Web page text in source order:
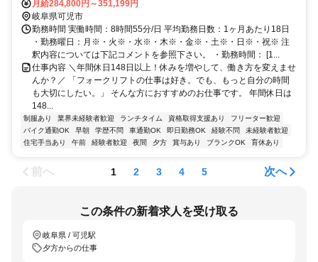
岐阜市・坂祝町など、周辺地域からの通勤にも便利な立地です。
月給284,800円～351,199円
岐阜県可児市
勤務時間 実働時間：8時間55分/日 平均勤務日数：1ヶ月あたり18日
・勤務曜日：月※・火※・水※・木※・金※・土※・日※・祝※ 注
釈内容については下記コメントを参照下さい。 ・勤務時間： [1...
仕事内容 ＼年間休日148日以上！休みを増やして、働き方を変えませ
んか？／ 「フォークリフトの仕事は好き。でも、もっと自分の時間
も大切にしたい。」 そんな方におすすめのお仕事です。 年間休日は
148...
制服あり 業界未経験者歓迎 ランチタイム 資格取得支援あり
フリーター歓迎
バイク通勤OK
早朝 学歴不問 車通勤OK 即日勤務OK 経験不問
未経験者歓迎
住宅手当あり
午前 経験者歓迎 夜間 夕方 賞与あり ブランクOK 育休あり
前へ 1 2 3 4 5 次へ
この条件の新着求人を受け取る
岐阜県 / 可児駅
夕方からの仕事